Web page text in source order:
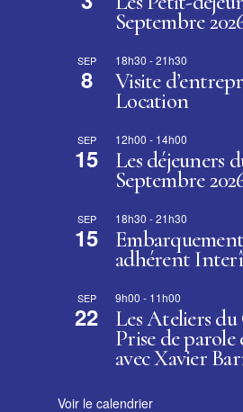
Septembre
SEP
8
18h30 -21h30
Visite
Location
SEP
15
12h00 - 14h00
Les déjeuners
Septembre
SEP
15
18h30 -21h30
adhérent
SEP
22
9h00 - 11h00
Les Ateliers
Prise de
avec Xavier
Voir le calendrier